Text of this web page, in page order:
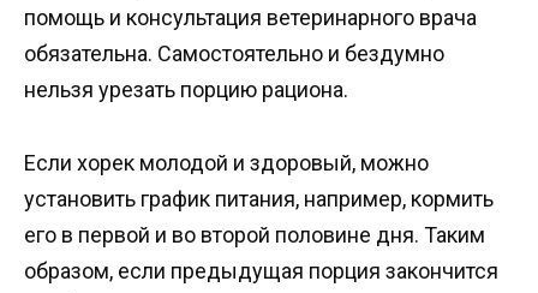
помощь и консультация ветеринарного врача
обязательна. Самостоятельно и бездумно
нельзя урезать порцию рациона.
Если хорек молодой и здоровый, можно
установить график питания, например, кормить
его в первой и во второй половине дня. Таким
образом, если предыдущая порция закончится